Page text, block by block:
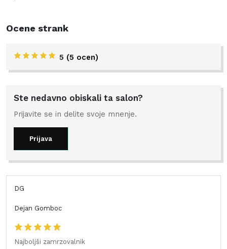
Ocene strank
5 (5 ocen)
Ste nedavno obiskali ta salon?
Prijavite se in delite svoje mnenje.
Prijava
DG
Dejan Gomboc
Najboljši zamrzovalnik